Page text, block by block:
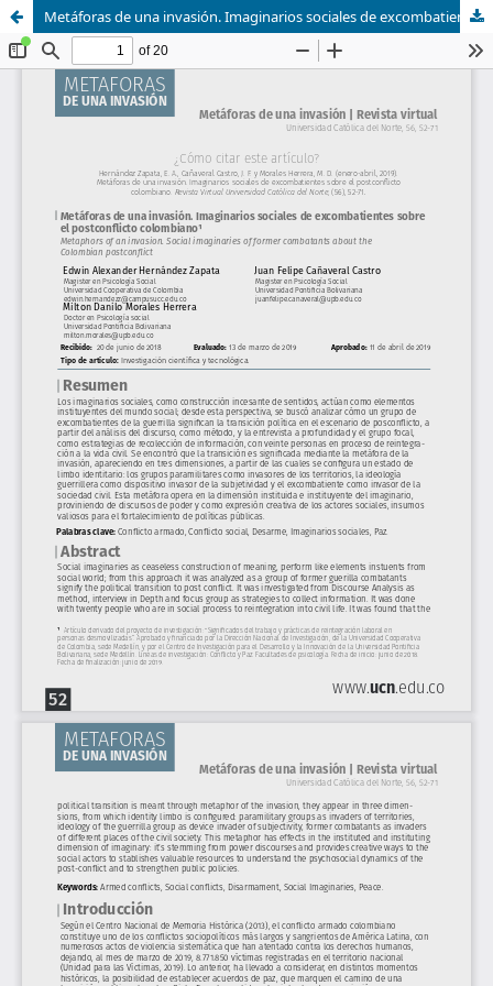
Metáforas de una invasión. Imaginarios sociales de excombatientes sobre el postconflicto colombiano